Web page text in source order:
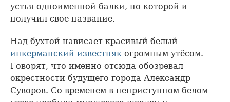
устья одноименной балки, по которой и
получил свое название.
Над бухтой нависает красивый белый
инкерманский известняк огромным утёсом.
Говорят, что именно отсюда обозревал
окрестности будущего города Александр
Суворов. Со временем в неприступном белом